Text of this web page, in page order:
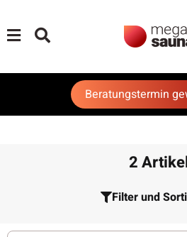
Beratungstermin
2
Filter und